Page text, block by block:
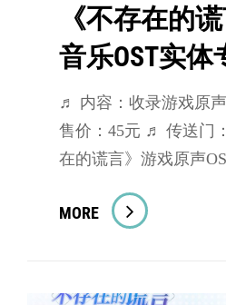
《不存在的
音乐OST实体
♬ 内容：收录游戏原
售价：45元 ♬ 传送门
在的谎言》游戏原声
MORE《不